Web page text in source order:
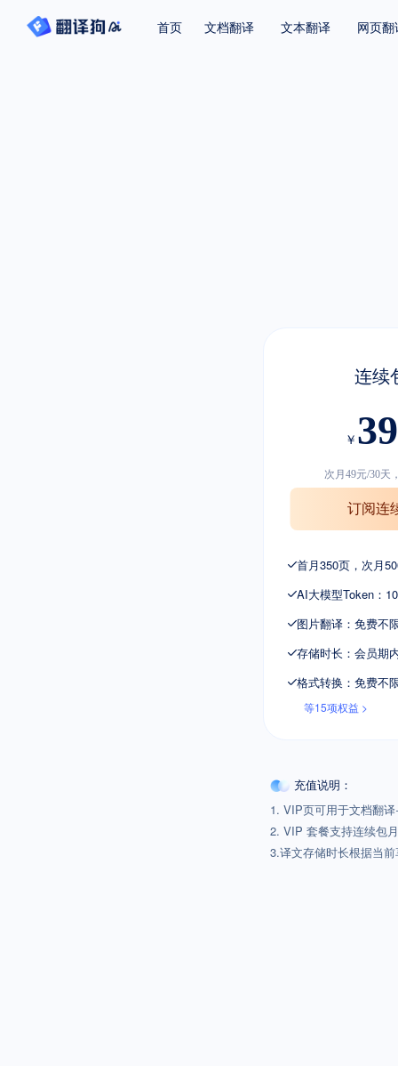
首页 文档翻译 文本翻译 网页翻
连续
￥ 39
次月49元/30天
订阅连
首月350页，次月
AI大模型Token：
图片翻译：免费不
存储时长：会员期
格式转换：免费不
等15项权益 >
充值说明：
1. VIP页可用于文档翻
2. VIP 套餐支持连续包
3.译文存储时长根据当